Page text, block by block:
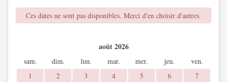
Ces dates ne sont pas disponibles. Merci d'en choisir d'autres.
août 2026
sam. dim. lun. mar. mer. jeu.
ven.
1
2 3 4 5 6
7